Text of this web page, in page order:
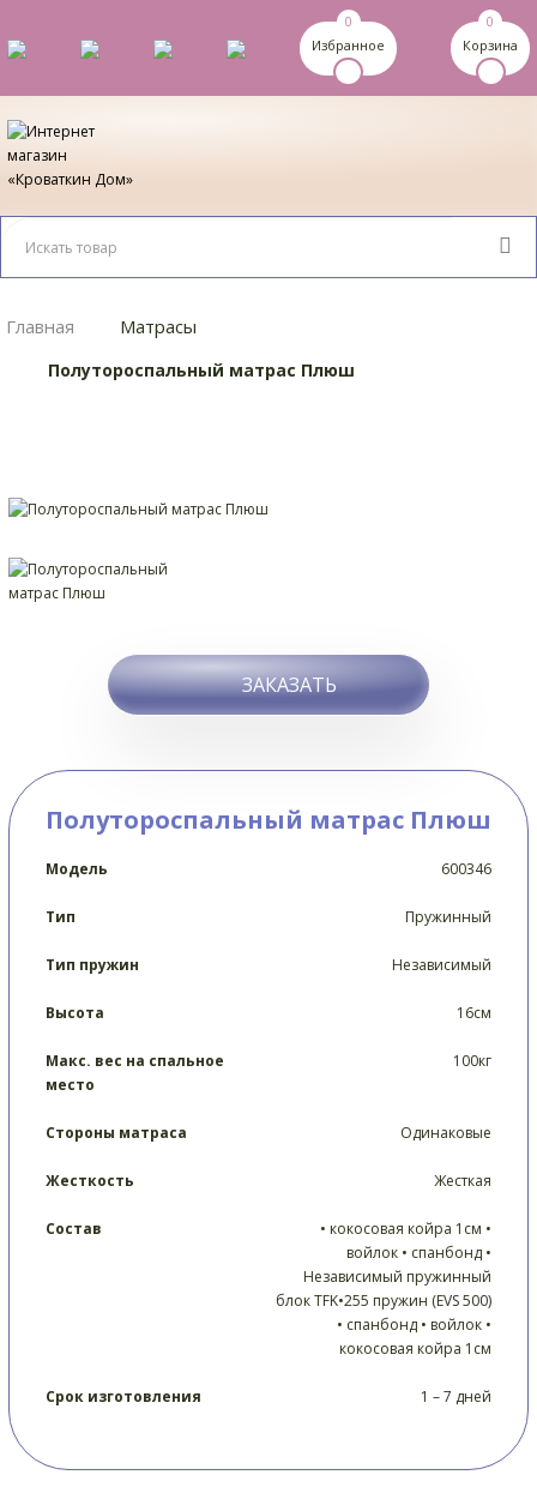
0
Избранное
0
Корзина
Главная Матрасы
Полутороспальный матрас Плюш
ЗАКАЗАТЬ
Полутороспальный матрас Плюш
Модель 600346
Тип Пружинный
Тип пружин Независимый
Высота 16см
Макс. вес на спальное
место
100кг
Стороны матраса Одинаковые
Жесткость Жесткая
Состав
• кокосовая койра 1см •
войлок • спанбонд •
Независимый пружинный
блок TFK•255 пружин (EVS 500)
• спанбонд • войлок •
кокосовая койра 1см
Срок изготовления 1 – 7 дней